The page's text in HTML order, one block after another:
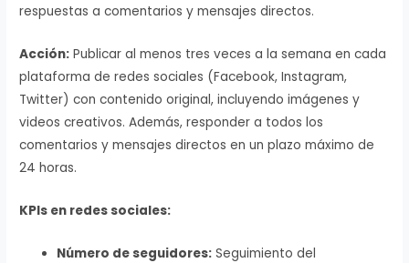
respuestas a comentarios y mensajes directos.
Acción: Publicar al menos tres veces a la semana en cada
plataforma de redes sociales (Facebook, Instagram,
Twitter) con contenido original, incluyendo imágenes y
videos creativos. Además, responder a todos los
comentarios y mensajes directos en un plazo máximo de
24 horas.
KPIs en redes sociales:
Número de seguidores: Seguimiento del